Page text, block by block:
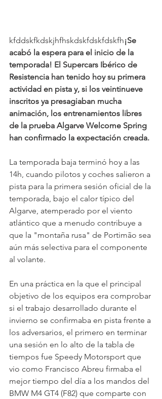
kfddskfkdskjhfhskdskfdskfdskfh¡Se
acabó la espera para el inicio de la
temporada! El Supercars Ibérico de
Resistencia han tenido hoy su primera
actividad en pista y, si los veintinueve
inscritos ya presagiaban mucha
animación, los entrenamientos libres
de la prueba Algarve Welcome Spring
han confirmado la expectación creada.
La temporada baja terminó hoy a las
14h, cuando pilotos y coches salieron a
pista para la primera sesión oficial de la
temporada, bajo el calor típico del
Algarve, atemperado por el viento
atlántico que a menudo contribuye a
que la "montaña rusa" de Portimão sea
aún más selectiva para el componente
al volante.
En una práctica en la que el principal
objetivo de los equipos era comprobar
si el trabajo desarrollado durante el
invierno se confirmaba en pista frente a
los adversarios, el primero en terminar
una sesión en lo alto de la tabla de
tiempos fue Speedy Motorsport que
vio como Francisco Abreu firmaba el
mejor tiempo del día a los mandos del
BMW M4 GT4 (F82) que comparte con